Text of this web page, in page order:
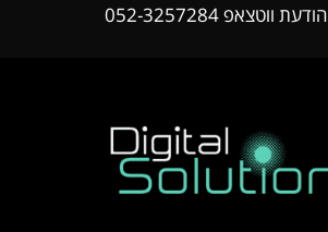
הודעת ווטצאפ 052-3257284